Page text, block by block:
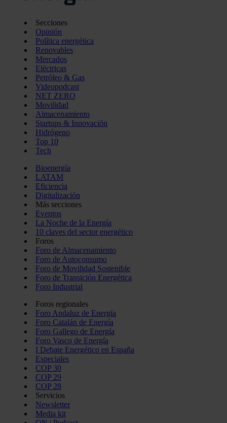
Secciones
Opinión
Política energética
Renovables
Mercados
Eléctricas
Petróleo & Gas
Videopodcast
NET ZERO
Movilidad
Almacenamiento
Startups & Innovación
Hidrógeno
Top 10
Tech
Bioenergía
LATAM
Eficiencia
Digitalización
Más secciones
Eventos
La Noche de la Energía
10 claves del sector energético
Foros
Foro de Almacenamiento
Foro de Autoconsumo
Foro de Movilidad Sostenible
Foro de Transición Energética
Foro Industrial
Foros regionales
Foro Andaluz de Energía
Foro Catalán de Energía
Foro Gallego de Energía
Foro Vasco de Energía
I Debate Energético en España
Especiales
COP 30
COP 29
COP 28
Servicios
Newsletter
Media kit